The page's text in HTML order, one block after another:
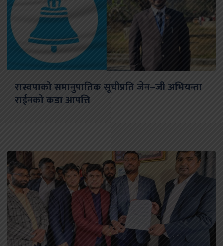
रास्वपाको समानुपातिक सूचीप्रति जेन–जी अभियन्ता
राईनको कडा आपत्ति